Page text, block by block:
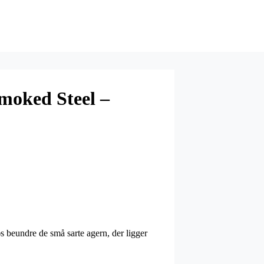
Steel –
de små sarte agern, der ligger